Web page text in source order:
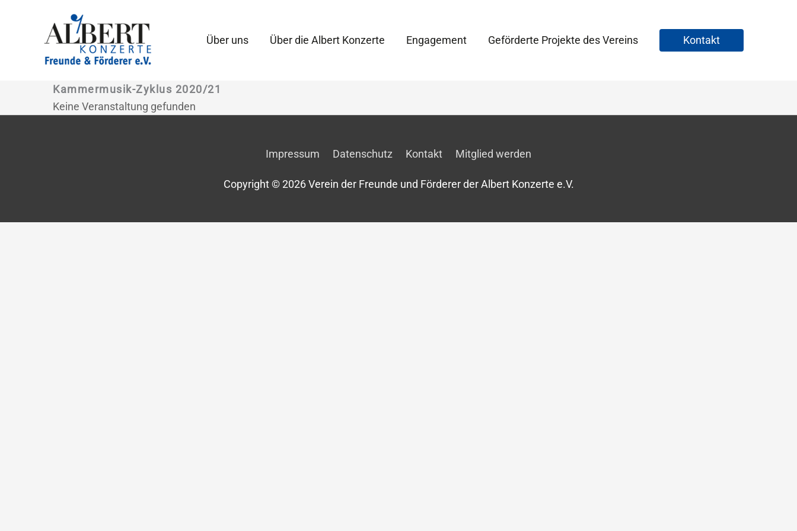
Über uns Über die Albert Konzerte Engagement Geförderte Projekte des Vereins Kontakt
Kammermusik-Zyklus 2020/21
Keine Veranstaltung gefunden
Impressum Datenschutz Kontakt Mitglied werden
Copyright © 2026Verein der Freunde und Förderer der Albert Konzerte e.V.